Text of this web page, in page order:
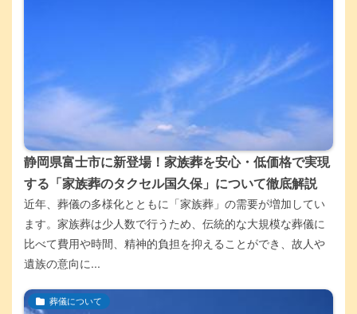
静岡県富士市に新登場！家族葬を安心・低価格で実現
する「家族葬のタクセル国久保」について徹底解説
近年、葬儀の多様化とともに「家族葬」の需要が増加してい
ます。家族葬は少人数で行うため、伝統的な大規模な葬儀に
比べて費用や時間、精神的負担を抑えることができ、故人や
遺族の意向に...
葬儀について